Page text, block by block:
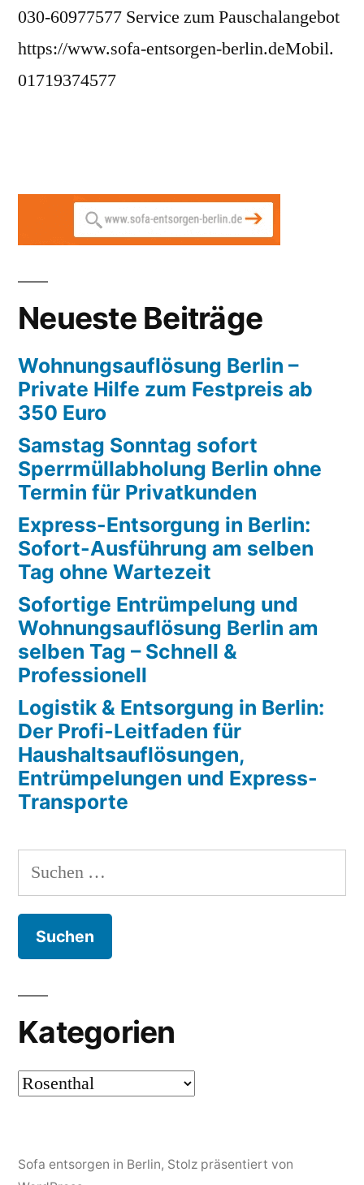
030-60977577 Service zum Pauschalangebot
https://www.sofa-entsorgen-berlin.deMobil.
01719374577
Neueste Beiträge
Wohnungsauflösung Berlin –
Private Hilfe zum Festpreis ab
350 Euro
Samstag Sonntag sofort
Sperrmüllabholung Berlin ohne
Termin für Privatkunden
Express-Entsorgung in Berlin:
Sofort-Ausführung am selben
Tag ohne Wartezeit
Sofortige Entrümpelung und
Wohnungsauflösung Berlin am
selben Tag – Schnell &
Professionell
Logistik & Entsorgung in Berlin:
Der Profi-Leitfaden für
Haushaltsauflösungen,
Entrümpelungen und Express-
Transporte
Suchen
nach:
Kategorien
Kategorien
Sofa entsorgen in Berlin, Stolz präsentiert von